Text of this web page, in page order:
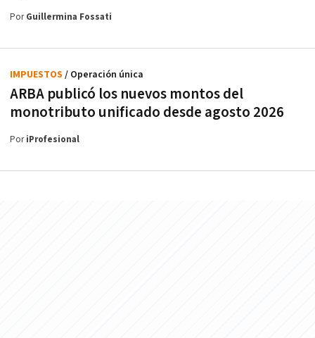
PorGuillermina Fossati
ARBA publicó los nuevos montos del
monotributo unificado desde agosto 2026
IMPUESTOS / Operación única
PoriProfesional